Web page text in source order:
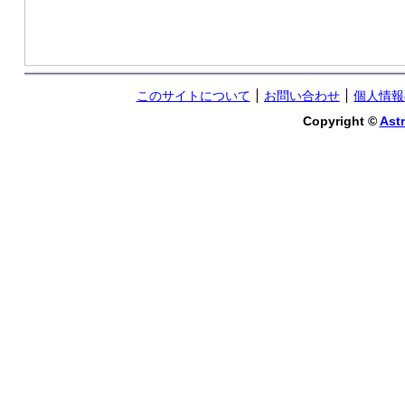
このサイトについて お問い合わせ
個人情
Copyright ©